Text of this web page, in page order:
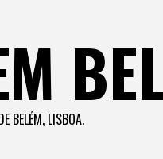
BELÉM, LISBOA.